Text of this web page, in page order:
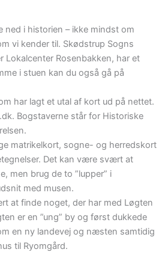
i historien – ikke mindst om
vi kender til. Skødstrup Sogns
Lokalcenter Rosenbakken, har et
i stuen kan du også gå på
har lagt et utal af kort ud på nettet.
Bogstaverne står for Historiske
matrikelkort, sogne- og herredskort
Det kan være svært at
men brug de to ”lupper” i
med musen.
at finde noget, der har med Løgten
er en ”ung” by og først dukkede
en ny landevej og næsten samtidig
til Ryomgård.